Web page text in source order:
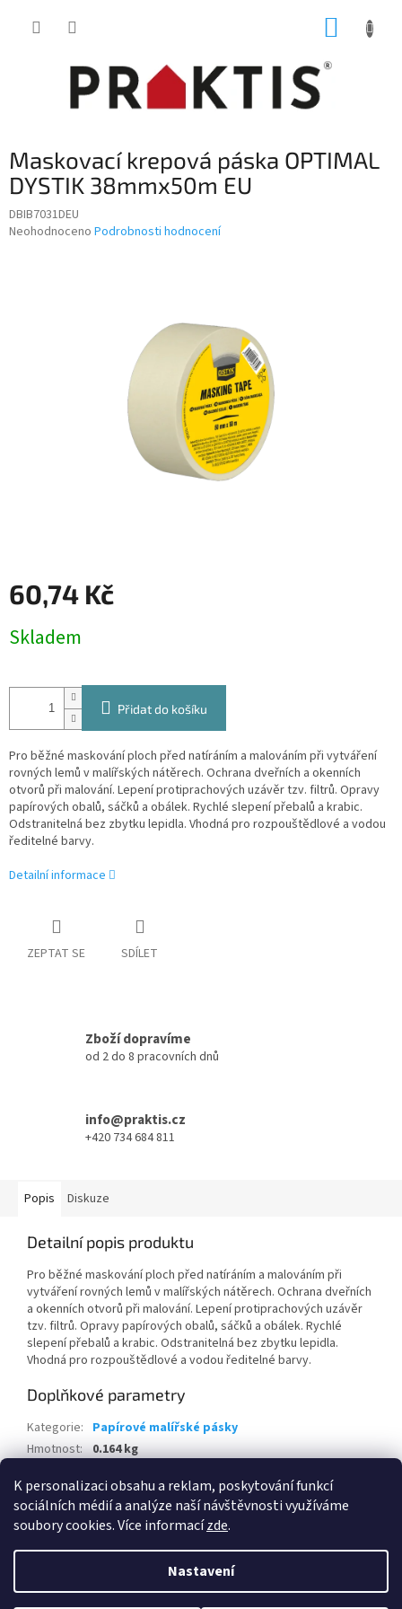
K personalizaci obsahu a reklam, poskytování funkcí
sociálních médií a analýze naší návštěvnosti využíváme
soubory cookies. Více informacízde.
Nastavení
Maskovací krepová páska OPTIMAL
DYSTIK 38mmx50m EU
DBIB7031DEU
Průměrné
Neohodnoceno Podrobnosti hodnocení
60,74 Kč
cena:
Skladem
Přidat do košíku
Pro běžné maskování ploch před natíráním a malováním při vytváření
rovných lemů v malířských nátěrech. Ochrana dveřních a okenních
otvorů při malování. Lepení protiprachových uzávěr tzv. filtrů. Opravy
papírových obalů, sáčků a obálek. Rychlé slepení přebalů a krabic.
Odstranitelná bez zbytku lepidla. Vhodná pro rozpouštědlové a vodou
ředitelné barvy.
Detailní informace
ZEPTAT SE SDÍLET
Zboží dopravíme
od 2 do 8 pracovních dnů
info@praktis.cz
+420 734 684 811
Popis Diskuze
Detailní popis produktu
Pro běžné maskování ploch před natíráním a malováním při
vytváření rovných lemů v malířských nátěrech. Ochrana dveřních
a okenních otvorů při malování. Lepení protiprachových uzávěr
tzv. filtrů. Opravy papírových obalů, sáčků a obálek. Rychlé
slepení přebalů a krabic. Odstranitelná bez zbytku lepidla.
Vhodná pro rozpouštědlové a vodou ředitelné barvy.
Doplňkové parametry
Kategorie: Papírové malířské pásky
Hmotnost: 0.164 kg